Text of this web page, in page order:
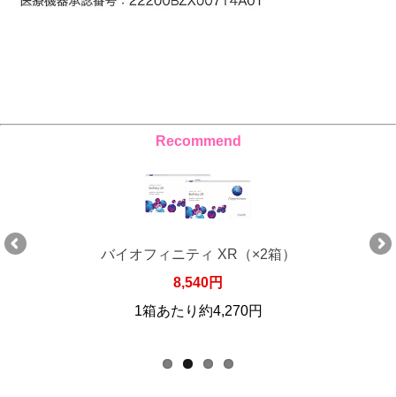
Recommend
バイオフィニティ XR（×2箱）
8,540円
1箱あたり約4,270円